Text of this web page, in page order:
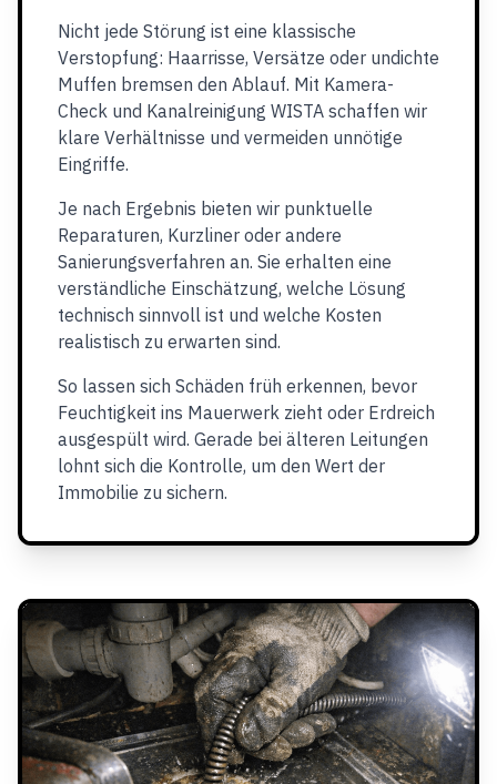
Nicht jede Störung ist eine klassische
Verstopfung: Haarrisse, Versätze oder undichte
Muffen bremsen den Ablauf. Mit Kamera-
Check und Kanalreinigung WISTA schaffen wir
klare Verhältnisse und vermeiden unnötige
Eingriffe.
Je nach Ergebnis bieten wir punktuelle
Reparaturen, Kurzliner oder andere
Sanierungsverfahren an. Sie erhalten eine
verständliche Einschätzung, welche Lösung
technisch sinnvoll ist und welche Kosten
realistisch zu erwarten sind.
So lassen sich Schäden früh erkennen, bevor
Feuchtigkeit ins Mauerwerk zieht oder Erdreich
ausgespült wird. Gerade bei älteren Leitungen
lohnt sich die Kontrolle, um den Wert der
Immobilie zu sichern.